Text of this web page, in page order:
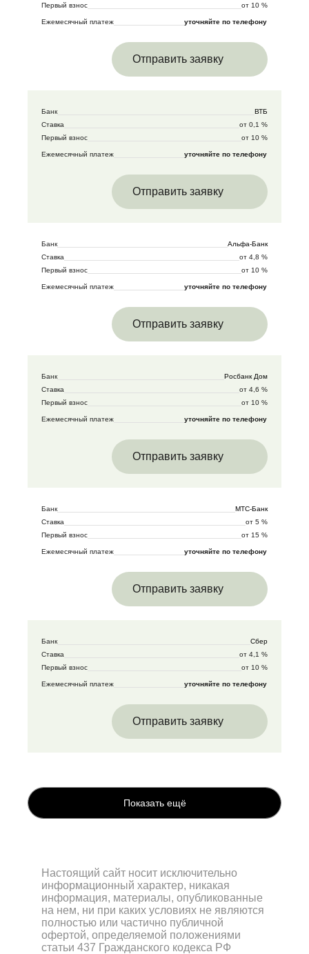
Первый взнос от 10 %
Ежемесячный платеж уточняйте по телефону
Отправить заявку
Банк
ВТБ
Ставка
от 0,1 %
Первый взнос
от 10 %
Ежемесячный платеж уточняйте по телефону
Отправить заявку
Банк
Альфа-Банк
Ставка
от 4,8 %
Первый взнос
от 10 %
Ежемесячный платеж уточняйте по телефону
Отправить заявку
Банк
Росбанк Дом
Ставка
от 4,6 %
Первый взнос
от 10 %
Ежемесячный платеж уточняйте по телефону
Отправить заявку
Банк
МТС-Банк
Ставка
от 5 %
Первый взнос
от 15 %
Ежемесячный платеж уточняйте по телефону
Отправить заявку
Банк
Сбер
Ставка
от 4,1 %
Первый взнос
от 10 %
Ежемесячный платеж уточняйте по телефону
Отправить заявку
Показать ещё
Настоящий сайт носит исключительно
информационный характер, никакая
информация, материалы, опубликованные
на нем, ни при каких условиях не являются
полностью или частично публичной
офертой, определяемой положениями
статьи 437 Гражданского кодекса РФ